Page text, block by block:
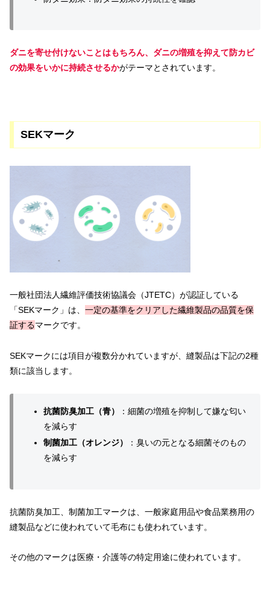
ダニを寄せ付けないことはもちろん、ダニの増殖を抑えて防カビ
の効果をいかに持続させるかがテーマとされています。
SEKマーク
一般社団法人繊維評価技術協議会（JTETC）が認証している
「SEKマーク」は、 一定の基準をクリアした繊維製品の品質を保
証するマークです。
SEKマークには項目が複数分かれていますが、縫製品は下記の2種
類に該当します。
抗菌防臭加工（青）
：細菌の増殖を抑制して嫌な匂い
を減らす
制菌加工（オレンジ）
：臭いの元となる細菌そのもの
を減らす
抗菌防臭加工、制菌加工マークは、一般家庭用品や食品業務用の
縫製品などに使われていて毛布にも使われています。
その他のマークは医療・介護等の特定用途に使われています。